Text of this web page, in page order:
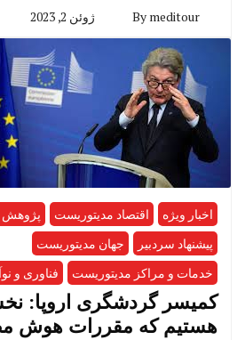
By meditour ژوئن 2, 2023
اخبار ویژه اقتصاد مدیتوریست
پژوهش
پیشنهاد سردبیر
جهان مدیتوریست
خدمات و مراکز مدیتوریست
فناوری و
کمیسر گردشگری اروپا:
هستیم که مقررات هوش